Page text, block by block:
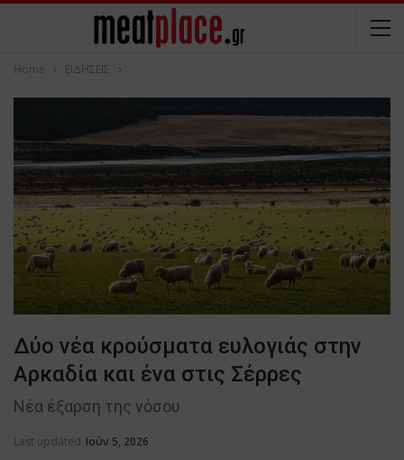
Home ΕΙΔΗΣΕΙΣ
Δύο νέα κρούσματα ευλογιάς στην
Αρκαδία και ένα στις Σέρρες
Νέα έξαρση της νόσου
Last updated Ιούν 5, 2026